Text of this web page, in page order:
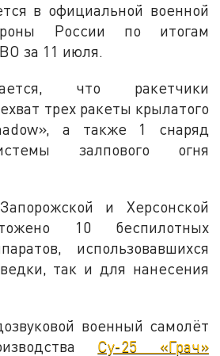
в официальной военной
России по итогам
за 11 июля.
что ракетчики
трех ракеты крылатого
а также 1 снаряд
залпового огня
и Херсонской
10 беспилотных
использовавшихся
так и для нанесения
военный самолёт
Су-25 «Грач»